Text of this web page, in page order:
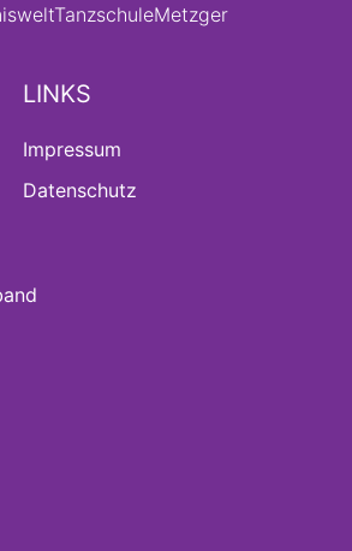
LINKS
Impressum
Datenschutz